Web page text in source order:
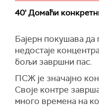
40' Домаћи
Бајерн покушава да
недостаје
бољи завршни пас.
ПСЖ је значајно
Своје контре
много времена на